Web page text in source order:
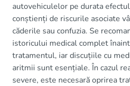
autovehiculelor pe durata
conștienți de riscurile asociate
căderile sau confuzia. Se
istoricului medical complet
tratamentul, iar discuțiile cu
aritmii sunt esențiale. În cazul
severe, este necesară oprirea